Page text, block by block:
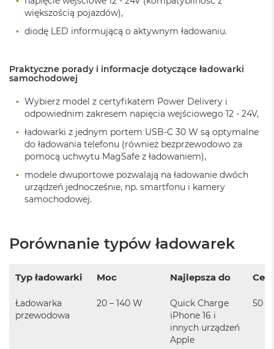
o
k
r
K
i
ę
y
c
o
a
P
o
a
a
c
B
większością pojazdów),
diodę LED informującą o aktywnym ładowaniu.
Praktyczne porady i informacje dotyczące ładowarki
samochodowej
Wybierz model z certyfikatem Power Delivery i
odpowiednim zakresem napięcia wejściowego 12 - 24V,
ładowarki z jednym portem USB-C 30 W są optymalne
do ładowania telefonu (również bezprzewodowo za
pomocą uchwytu MagSafe z ładowaniem),
modele dwuportowe pozwalają na ładowanie dwóch
urządzeń jednocześnie, np. smartfonu i kamery
samochodowej.
Porównanie typów ładowarek
Typ ładowarki Moc Najlepsza do
Ładowarka
przewodowa
20 – 140 W
Quick Charge
iPhone 16 i
innych urządzeń
Apple
50 zł